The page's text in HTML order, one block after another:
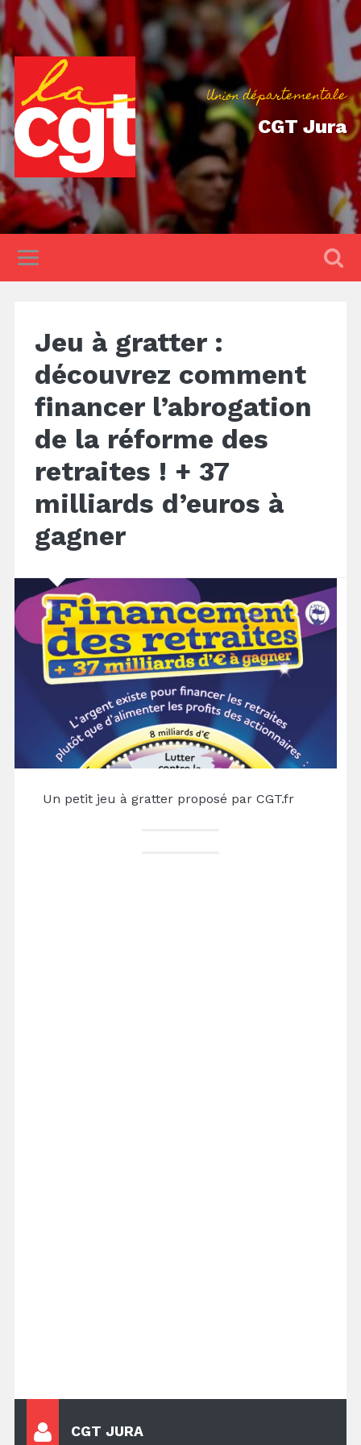
Union départementale
CGT Jura
Jeu à gratter :
découvrez comment
financer l’abrogation
de la réforme des
retraites ! + 37
milliards d’euros à
gagner
Un petit jeu à gratter proposé par CGT.fr
CGT JURA